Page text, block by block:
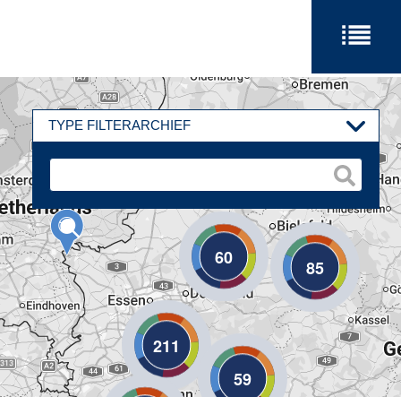
TYPE FILTERARCHIEF
85
60
59
211